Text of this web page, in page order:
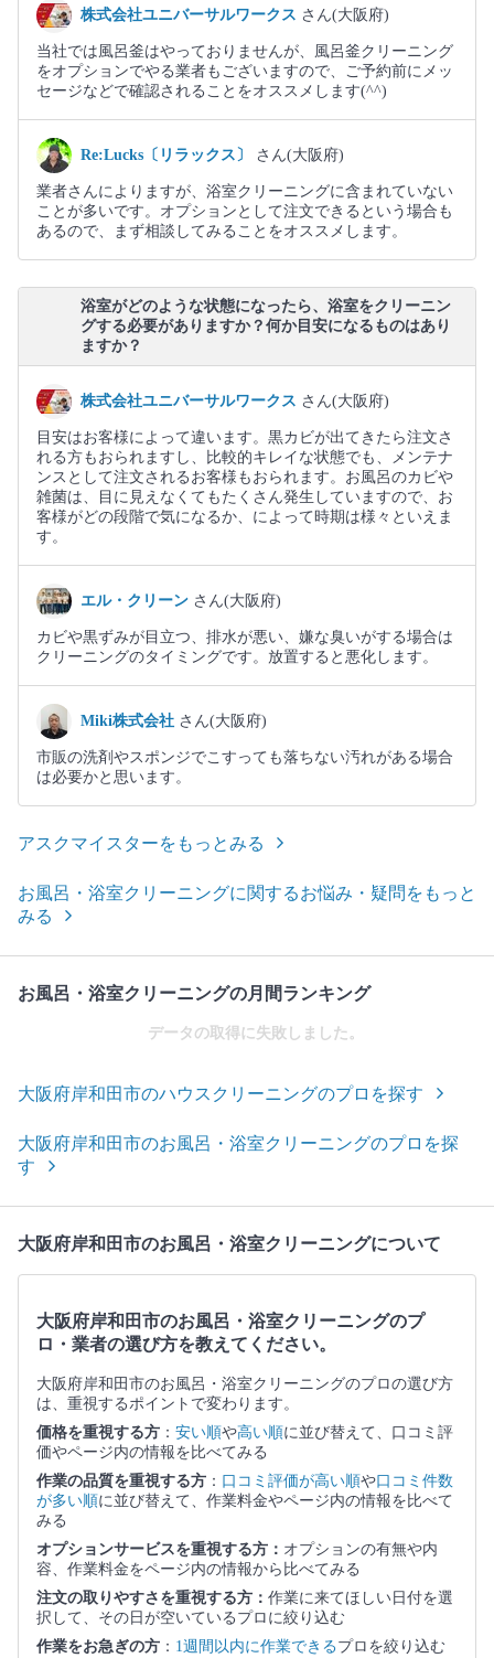
株式会社ユニバーサルワークス さん(大阪府)
当社では風呂釜はやっておりませんが、風呂釜クリーニング
をオプションでやる業者もございますので、ご予約前にメッ
セージなどで確認されることをオススメします(^^)
Re:Lucks〔リラックス〕 さん(大阪府)
業者さんによりますが、浴室クリーニングに含まれていない
ことが多いです。オプションとして注文できるという場合も
あるので、まず相談してみることをオススメします。
浴室がどのような状態になったら、浴室をクリーニン
グする必要がありますか？何か目安になるものはあり
ますか？
株式会社ユニバーサルワークス さん(大阪府)
目安はお客様によって違います。黒カビが出てきたら注文さ
れる方もおられますし、比較的キレイな状態でも、メンテナ
ンスとして注文されるお客様もおられます。お風呂のカビや
雑菌は、目に見えなくてもたくさん発生していますので、お
客様がどの段階で気になるか、によって時期は様々といえま
す。
エル・クリーン さん(大阪府)
カビや黒ずみが目立つ、排水が悪い、嫌な臭いがする場合は
クリーニングのタイミングです。放置すると悪化します。
Miki株式会社 さん(大阪府)
市販の洗剤やスポンジでこすっても落ちない汚れがある場合
は必要かと思います。
アスクマイスターをもっとみる
お風呂・浴室クリーニングに関するお悩み・疑問をもっと
みる
お風呂・浴室クリーニングの月間ランキング
データの取得に失敗しました。
大阪府岸和田市のハウスクリーニングのプロを探す
大阪府岸和田市のお風呂・浴室クリーニングのプロを探
す
大阪府岸和田市のお風呂・浴室クリーニングについて
大阪府岸和田市のお風呂・浴室クリーニングのプ
ロ・業者の選び方を教えてください。
大阪府岸和田市のお風呂・浴室クリーニングのプロの選び方
は、重視するポイントで変わります。
価格を重視する方 ： 安い順や高い順に並び替えて、口コミ評
価やページ内の情報を比べてみる
作業の品質を重視する方 ： 口コミ評価が高い順や口コミ件数
が多い順に並び替えて、作業料金やページ内の情報を比べて
みる
オプションサービスを重視する方： オプションの有無や内
容、作業料金をページ内の情報から比べてみる
注文の取りやすさを重視する方： 作業に来てほしい日付を選
択して、その日が空いているプロに絞り込む
作業をお急ぎの方 ： 1週間以内に作業できるプロを絞り込む